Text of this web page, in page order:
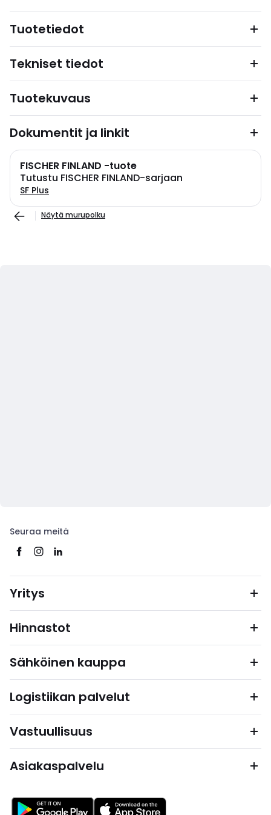
Tuotetiedot
Tekniset tiedot
Tuotekuvaus
Dokumentit ja linkit
FISCHER FINLAND -tuote
Tutustu FISCHER FINLAND-sarjaan
SF Plus
Näytä murupolku
Seuraa meitä
Yritys
Hinnastot
Sähköinen kauppa
Logistiikan palvelut
Vastuullisuus
Asiakaspalvelu